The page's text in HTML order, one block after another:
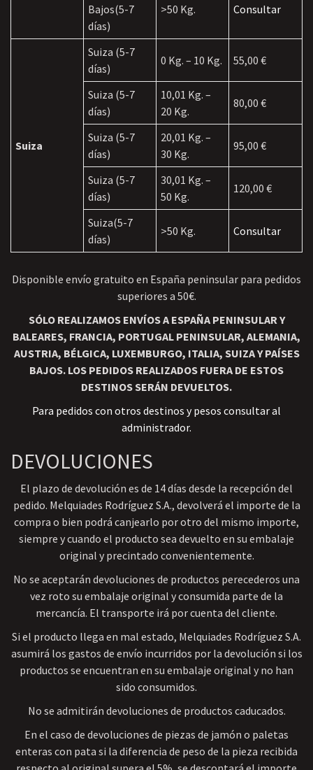
Bajos(5-7
días)
>50 Kg. Consultar
Suiza
Suiza (5-7
días)
0 Kg. – 10 Kg. 55,00 €
Suiza (5-7
días)
10,01 Kg. –
20 Kg.
80,00 €
Suiza (5-7
días)
20,01 Kg. –
30 Kg.
95,00 €
Suiza (5-7
días)
30,01 Kg. –
50 Kg.
120,00 €
Suiza(5-7
días)
>50 Kg. Consultar
Disponible envío gratuito en España peninsular para pedidos
superiores a 50€.
SÓLO REALIZAMOS ENVÍOS A ESPAÑA PENINSULAR Y
BALEARES, FRANCIA, PORTUGAL PENINSULAR, ALEMANIA,
AUSTRIA, BÉLGICA, LUXEMBURGO, ITALIA, SUIZA Y PAÍSES
BAJOS. LOS PEDIDOS REALIZADOS FUERA DE ESTOS
DESTINOS SERÁN DEVUELTOS.
Para pedidos con otros destinos y pesos consultar al
administrador.
DEVOLUCIONES
El plazo de devolución es de 14 días desde la recepción del
pedido. Melquiades Rodríguez S.A., devolverá el importe de la
compra o bien podrá canjearlo por otro del mismo importe,
siempre y cuando el producto sea devuelto en su embalaje
original y precintado convenientemente.
No se aceptarán devoluciones de productos perecederos una
vez roto su embalaje original y consumida parte de la
mercancía. El transporte irá por cuenta del cliente.
Si el producto llega en mal estado, Melquiades Rodríguez S.A.
asumirá los gastos de envío incurridos por la devolución si los
productos se encuentran en su embalaje original y no han
sido consumidos.
No se admitirán devoluciones de productos caducados.
En el caso de devoluciones de piezas de jamón o paletas
enteras con pata si la diferencia de peso de la pieza recibida